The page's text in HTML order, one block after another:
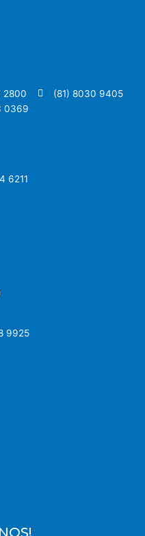
2800
(81) 8030 9405
0369
6211
9925